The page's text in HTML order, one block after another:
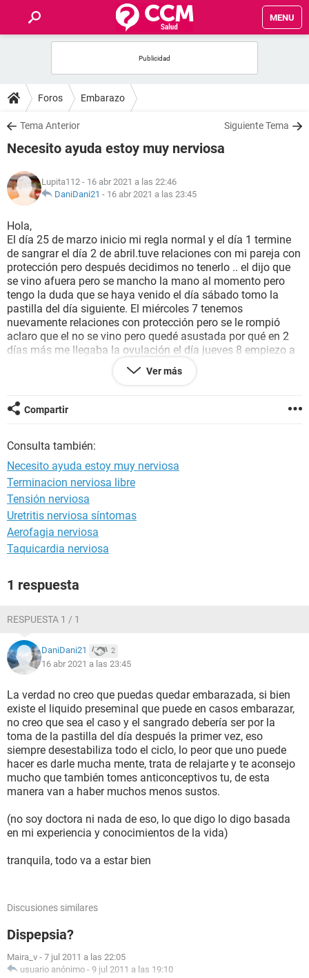
MENU
FOROS
SALUD
NUTRICIÓN
BIENESTAR
SEXUALIDAD
GLOSARIO
Foros Embarazo
Tema Anterior Siguiente Tema
Necesito ayuda estoy muy nerviosa
Lupita112 - 16 abr 2021 a las 22:46
DaniDani21 - 16 abr 2021 a las 23:45
Hola,
El día 25 de marzo inicio mi regla normal y el día 1 termine
de sangrar el día 2 de abril.tuve relaciones con mi pareja con
protección pero después decidimos no tenerlo .. el dijo que
se vino afuera pero se mancho la mano al momento pero
tengo la duda que se haya venido el día sábado tomo la
pastilla del día siguiente. El miércoles 7 tenemos
nuevamente relaciones con protección pero se le rompió
aclaro que el no se vino pero quedé asustada por qué en 2
días más me llegaba la ovulación el día jueves 8 empiezo a
sangrar muy poco y con cólicos y dejé de sangrar el
Ayudaaaaaaa porfavor
Ver más
Compartir
Consulta también:
Necesito ayuda estoy muy nerviosa
Terminacion nerviosa libre
Tensión nerviosa
Uretritis nerviosa síntomas
Aerofagia nerviosa
Taquicardia nerviosa
1 respuesta
RESPUESTA 1 / 1
DaniDani21 2
16 abr 2021 a las 23:45
La verdad no creo que puedas quedar embarazada, si bien
existe el liquido preseminal que puede en casos embarazar,
no creo que sea el caso y el sangrado debería ser por la
toma de la pastilla del día después la primer vez, eso
siempre desestabiliza todo el ciclo, lo peor que uno puede
hacer es darle mucha mente, trata de relajarte y te aconsejo
mucho que también tomes anticonceptivos tu, de esta
manera van a haber muchos menos sustos.
(no soy doctora ni nada de eso, lo que digo lo digo basada
en mi experiencia y conocimientos de la vida)
tranquila, todo va a estar bien
Discusiones similares
Dispepsia?
Maira_v - 7 jul 2011 a las 22:05
usuario anónimo - 9 jul 2011 a las 19:10